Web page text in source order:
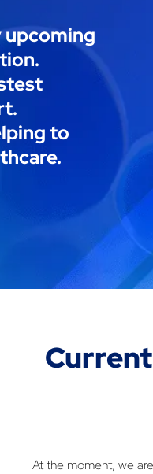
upcoming
to
At the moment, we